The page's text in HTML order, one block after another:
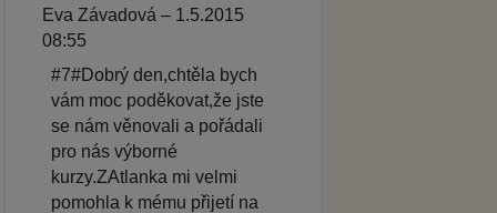
Eva Závadová – 1.5.2015
08:55
#7#Dobrý den,chtěla bych
vám moc poděkovat,že jste
se nám věnovali a pořádali
pro nás výborné
kurzy.ZAtlanka mi velmi
pomohla k mému přijetí na